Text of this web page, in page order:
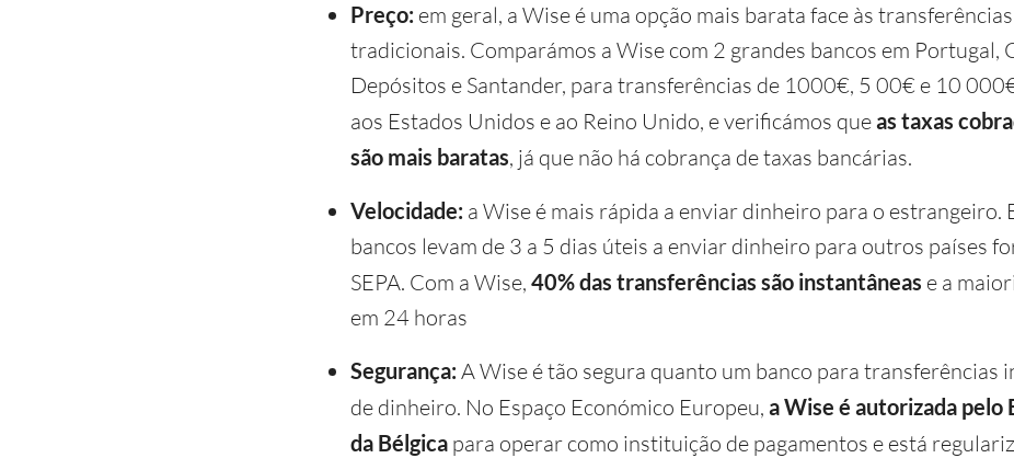
Preço: em geral, a Wise é uma opção mais barata face às
tradicionais. Comparámos a Wise com 2 grandes bancos em Portugal,
Depósitos e Santander, para transferências de 1000€, 5 00€ e 10
aos Estados Unidos e ao Reino Unido, e verificámos queas taxas
são mais baratas, já que não há cobrança de taxas bancárias.
Velocidade: a Wise é mais rápida a enviar dinheiro para o estrangeiro.
bancos levam de 3 a 5 dias úteis a enviar dinheiro para outros países
SEPA. Com a Wise, 40%das transferências são instantâneas e a
em 24 horas
Segurança: A Wise é tão segura quanto um banco para transferências
de dinheiro. No Espaço Económico Europeu, a Wise é autorizada pelo
da Bélgica para operar como instituição de pagamentos e está